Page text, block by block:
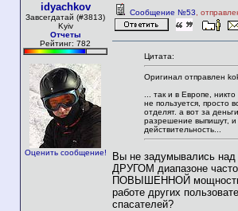
idyachkov
Завсегдатай (#3813)
Kyiv
Отчеты
Рейтинг: 782
Оценить сообщение!
Сообщение №53 ,
Цитата:
Оригинал отправлен
... так и в Европе,
не пользуется, просто
отделят. а вот за
разрешение выпишут, и
действительность...
Вы не задумывались над
ДРУГОМ диапазоне
ПОВЫШЕННОЙ
работе других
спасателей?